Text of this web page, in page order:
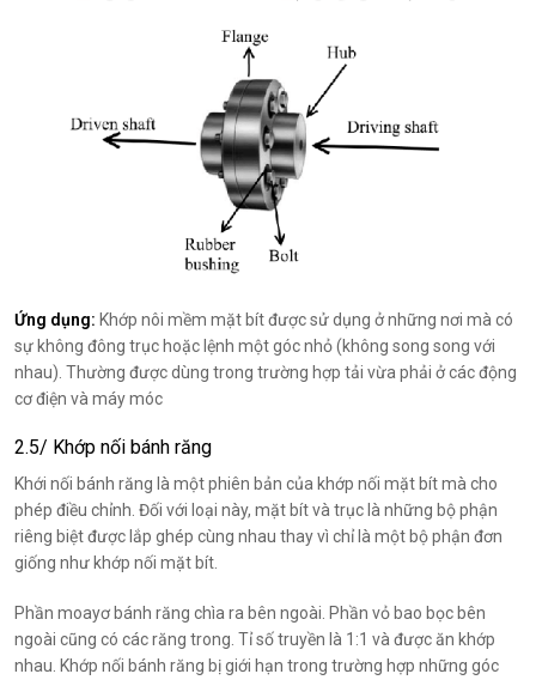
Ứng dụng: Khớp nôi mềm mặt bít được sử dụng ở những nơi mà có
sự không đông trục hoặc lệnh một góc nhỏ (không song song với
nhau). Thường được dùng trong trường hợp tải vừa phải ở các động
cơ điện và máy móc
2.5/ Khớp nối bánh răng
Khới nối bánh răng là một phiên bản của khớp nối mặt bít mà cho
phép điều chỉnh. Đối với loại này, mặt bít và trục là những bộ phận
riêng biệt được lắp ghép cùng nhau thay vì chỉ là một bộ phận đơn
giống như khớp nối mặt bít.
Phần moayơ bánh răng chìa ra bên ngoài. Phần vỏ bao bọc bên
ngoài cũng có các răng trong. Tỉ số truyền là 1:1 và được ăn khớp
nhau. Khớp nối bánh răng bị giới hạn trong trường hợp những góc